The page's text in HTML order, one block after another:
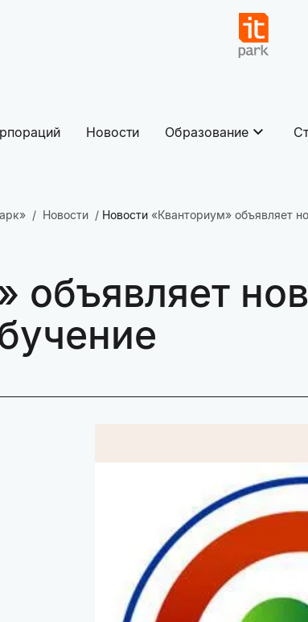
Новости Образование
Новости Новости «Кванториум» объявляет
объявляет